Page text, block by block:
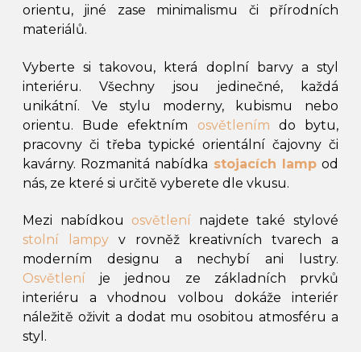
orientu, jiné zase minimalismu či přírodních
materiálů.
Vyberte si takovou, která doplní barvy a styl
interiéru. Všechny jsou jedinečné, každá
unikátní. Ve stylu moderny, kubismu nebo
orientu. Bude efektním osvětlením do bytu,
pracovny či třeba typické orientální čajovny či
kavárny. Rozmanitá nabídka stojacích lampod
nás, ze které si určitě vyberete dle vkusu.
Mezi nabídkou osvětlení najdete také stylové
stolní lampyv rovněž kreativních tvarech a
moderním designu a nechybí ani lustry.
Osvětlení je jednou ze základních prvků
interiéru a vhodnou volbou dokáže interiér
náležitě oživit a dodat mu osobitou atmosféru a
styl.